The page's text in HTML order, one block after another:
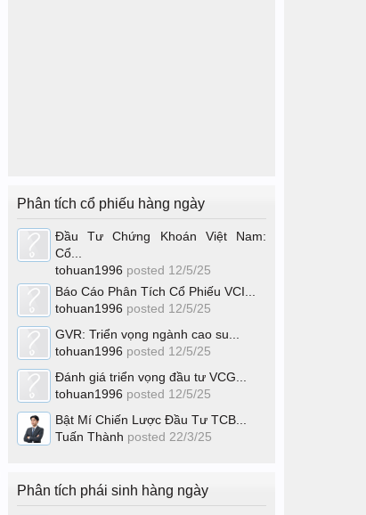
Phân tích cổ phiếu hàng ngày
Đầu Tư Chứng Khoán Việt Nam:
Cổ...
tohuan1996 posted 12/5/25
Báo Cáo Phân Tích Cổ Phiếu VCI...
tohuan1996 posted 12/5/25
GVR: Triển vọng ngành cao su...
tohuan1996 posted 12/5/25
Đánh giá triển vọng đầu tư VCG...
tohuan1996 posted 12/5/25
Bật Mí Chiến Lược Đầu Tư TCB...
Tuấn Thành posted 22/3/25
Phân tích phái sinh hàng ngày